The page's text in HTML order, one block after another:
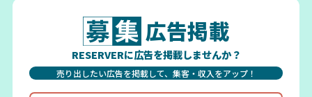
広告掲載
RESERVERに広告を掲載しませんか？
売り出したい広告を掲載して、集客・収入をアップ！